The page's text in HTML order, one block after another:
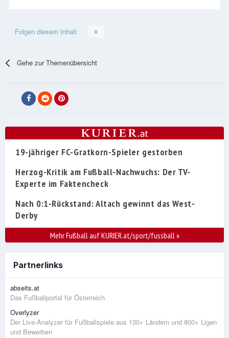
Folgen diesem Inhalt 0
Gehe zur Themenübersicht
19-jähriger FC-Gratkorn-Spieler gestorben
Herzog-Kritik am Fußball-Nachwuchs: Der TV-
Experte im Faktencheck
Nach 0:1-Rückstand: Altach gewinnt das West-
Derby
Mehr Fußball auf KURIER.at/sport/fussball»
Partnerlinks
abseits.at
Das Fußballportal für Österreich
Overlyzer
Der Live-Analyzer für Fußballspiele aus 130+ Ländern und 800+ Ligen
und Bewerben